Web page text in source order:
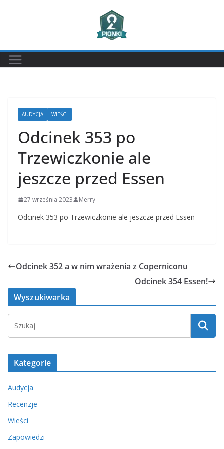
AUDYCJA WIEŚCI
Odcinek 353 po
Trzewiczkonie ale
jeszcze przed Essen
27 września 2023 Merry
Odcinek 353 po Trzewiczkonie ale jeszcze przed Essen
Odcinek 352 a w nim wrażenia z Coperniconu
Odcinek 354 Essen!
Wyszukiwarka
Kategorie
Audycja
Recenzje
Wieści
Zapowiedzi